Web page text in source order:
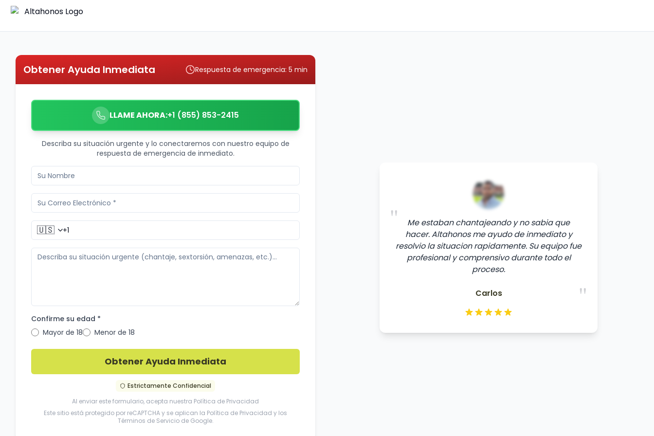
Obtener Ayuda Inmediata Respuesta de emergencia: 5 min
LLAME AHORA:+1 (855) 853-2415
Describa su situación urgente y lo conectaremos con nuestro equipo de
respuesta de emergencia de inmediato.
🇺🇸
Confirme su edad *
Mayor de 18
Menor de 18
Obtener Ayuda Inmediata
Estrictamente Confidencial
Al enviar este formulario, acepta nuestra Política de Privacidad
Este sitio está protegido por reCAPTCHA y se aplican la Política de Privacidad y los
Términos de Servicio de Google.
"
Me estaban chantajeando y no sabia que
hacer. Altahonos me ayudo de inmediato y
resolvio la situacion rapidamente. Su equipo fue
profesional y comprensivo durante todo el
proceso.
"
Carlos